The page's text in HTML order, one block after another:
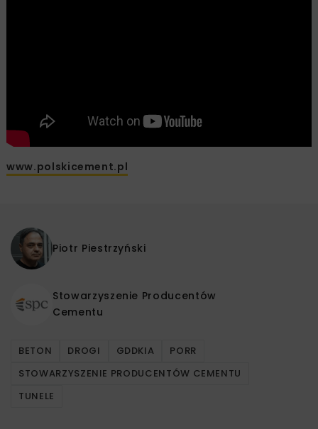
www.polskicement.pl
Piotr Piestrzyński
Stowarzyszenie Producentów
Cementu
BETON DROGI GDDKIA
PORR
STOWARZYSZENIE PRODUCENTÓW CEMENTU
TUNELE